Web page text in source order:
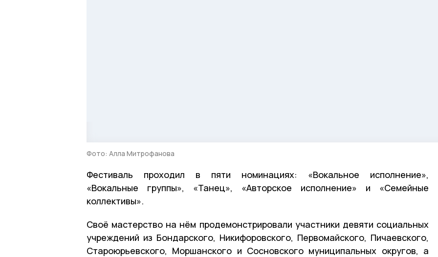
Фото: Алла Митрофанова
Фестиваль проходил в пяти номинациях: «Вокальное исполнение»,
«Вокальные группы», «Танец», «Авторское исполнение» и «Семейные
коллективы».
Своё мастерство на нём продемонстрировали участники девяти социальных
учреждений из Бондарского, Никифоровского, Первомайского, Пичаевского,
Староюрьевского, Моршанского и Сосновского муниципальных округов, а